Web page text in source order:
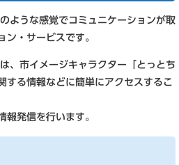
ような感覚でコミュニケーションが取
ン・サービスです。
、市イメージキャラクター「とっとち
する情報などに簡単にアクセスするこ
報発信を行います。